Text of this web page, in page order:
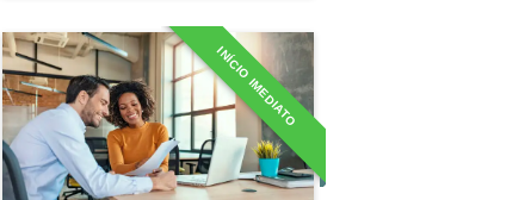
10h
10h
10h
INÍCIO IMEDIATO
MBA em Consultoria
Empresarial
Detalhes do curso